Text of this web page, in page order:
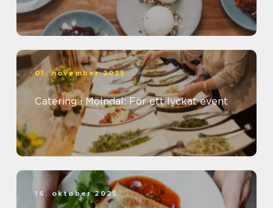
01. november 2025
Catering i Mölndal: För ett lyckat event
16. oktober 2025